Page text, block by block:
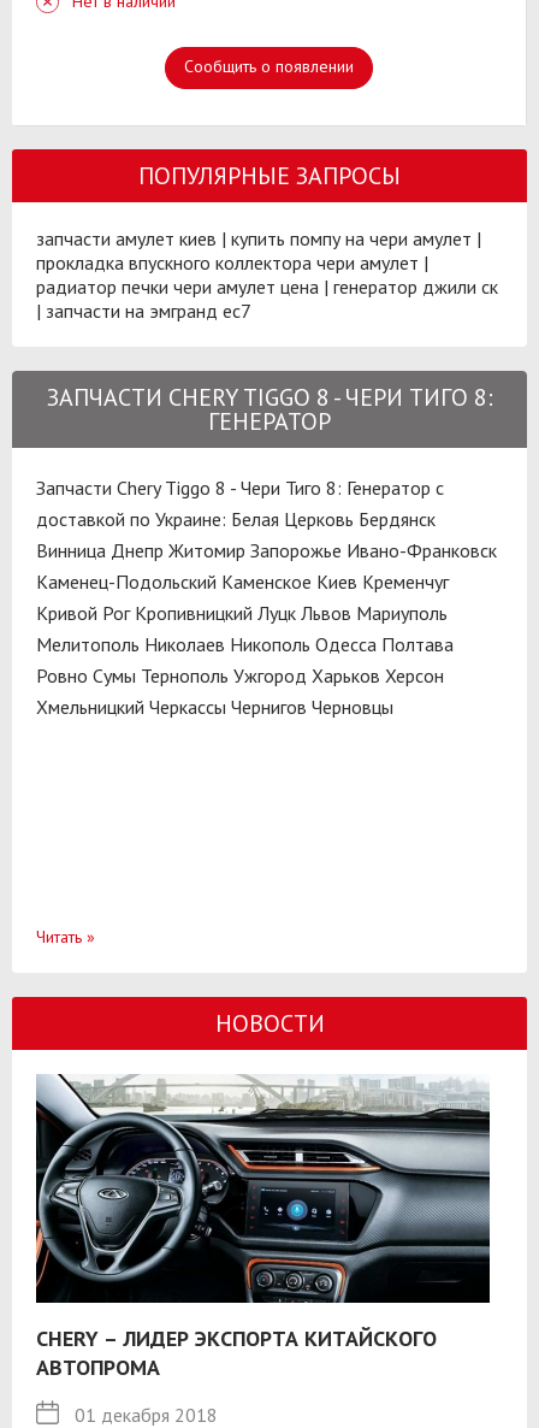
Сообщить о появлении
ПОПУЛЯРНЫЕ ЗАПРОСЫ
запчасти амулет киев | купить помпу на чери амулет |
прокладка впускного коллектора чери амулет |
радиатор печки чери амулет цена | генератор джили ск
| запчасти на эмгранд ес7
ЗАПЧАСТИ CHERY TIGGO 8 - ЧЕРИ ТИГО 8:
ГЕНЕРАТОР
Запчасти Chery Tiggo 8 - Чери Тиго 8: Генератор с
доставкой по Украине: Белая Церковь Бердянск
Винница Днепр Житомир Запорожье Ивано-Франковск
Каменец-Подольский Каменское Киев Кременчуг
Кривой Рог Кропивницкий Луцк Львов Мариуполь
Мелитополь Николаев Никополь Одесса Полтава
Ровно Сумы Тернополь Ужгород Харьков Херсон
Хмельницкий Черкассы Чернигов Черновцы
Читать »
НОВОСТИ
CHERY – ЛИДЕР ЭКСПОРТА КИТАЙСКОГО
АВТОПРОМА
01 декабря 2018